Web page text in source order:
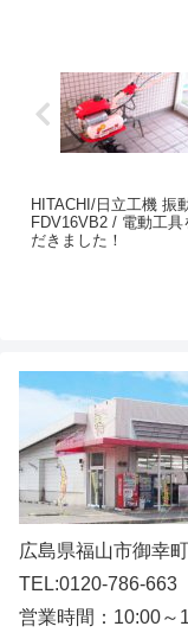
HITACHI/日立工機 振
FDV16VB2 / 電動工
だきました！
広島県福山市御幸
TEL:0120-786-663
営業時間：10:00～